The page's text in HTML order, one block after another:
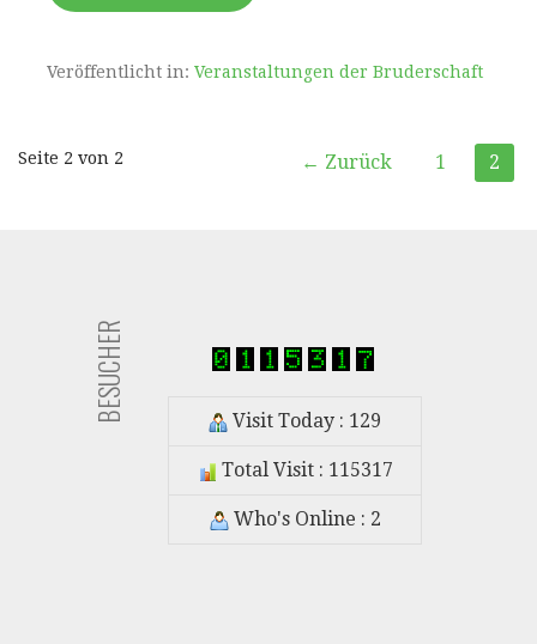
Veröffentlicht in: Veranstaltungen der Bruderschaft
Beitrag
Seite 2 von 2 ← Zurück 1 2
BESUCHER Visit Today : 129
Total Visit : 115317
Who's Online : 2